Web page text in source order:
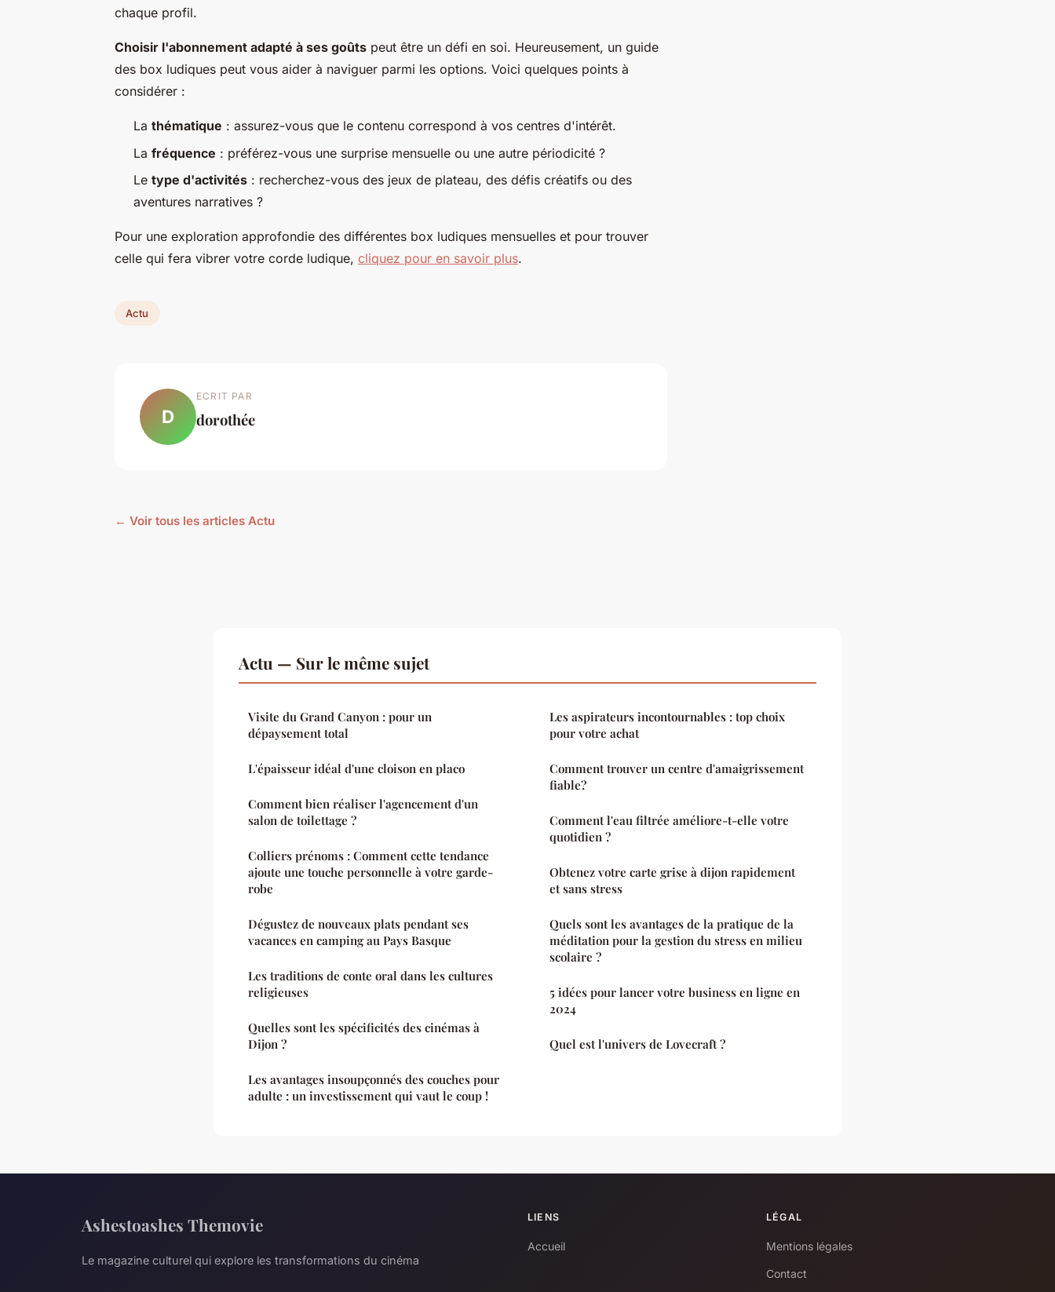
chaque profil.
Choisir l'abonnement adapté à ses goûts peut être un défi en soi. Heureusement, un guide
des box ludiques peut vous aider à naviguer parmi les options. Voici quelques points à
considérer :
La thématique : assurez-vous que le contenu correspond à vos centres d'intérêt.
La fréquence : préférez-vous une surprise mensuelle ou une autre périodicité ?
Le type d'activités : recherchez-vous des jeux de plateau, des défis créatifs ou des
aventures narratives ?
Pour une exploration approfondie des différentes box ludiques mensuelles et pour trouver
celle qui fera vibrer votre corde ludique, cliquez pour en savoir plus.
Actu
D
ECRIT PAR
dorothée
← Voir tous les articles Actu
Actu — Sur le même sujet
Visite du Grand Canyon : pour un
dépaysement total
L'épaisseur idéal d'une cloison en placo
Comment bien réaliser l'agencement d'un
salon de toilettage ?
Colliers prénoms : Comment cette tendance
ajoute une touche personnelle à votre garde-
robe
Dégustez de nouveaux plats pendant ses
vacances en camping au Pays Basque
Les traditions de conte oral dans les cultures
religieuses
Quelles sont les spécificités des cinémas à
Dijon ?
Les avantages insoupçonnés des couches pour
adulte : un investissement qui vaut le coup !
Les aspirateurs incontournables : top choix
pour votre achat
Comment trouver un centre d'amaigrissement
fiable?
Comment l'eau filtrée améliore-t-elle votre
quotidien ?
Obtenez votre carte grise à dijon rapidement
et sans stress
Quels sont les avantages de la pratique de la
méditation pour la gestion du stress en milieu
scolaire ?
5 idées pour lancer votre business en ligne en
2024
Quel est l'univers de Lovecraft ?
Ashestoashes Themovie
Le magazine culturel qui explore les transformations du cinéma
LIENS
Accueil
LÉGAL
Mentions légales
Contact